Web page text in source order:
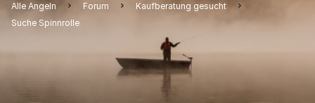
Alle Angeln Forum
Kaufberatung gesucht
Suche Spinnrolle